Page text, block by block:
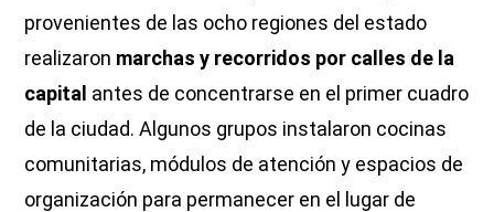
provenientes de las ocho regiones del estado
realizaron marchas y recorridos por calles de la
capital antes de concentrarse en el primer cuadro
de la ciudad. Algunos grupos instalaron cocinas
comunitarias, módulos de atención y espacios de
organización para permanecer en el lugar de